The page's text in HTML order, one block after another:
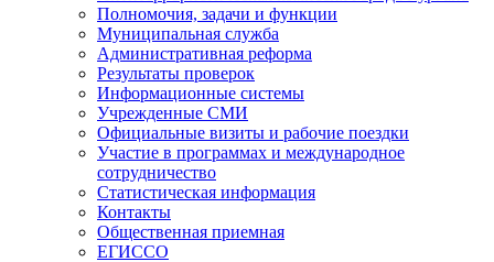
Полномочия, задачи и функции
Муниципальная служба
Административная реформа
Результаты проверок
Информационные системы
Учрежденные СМИ
Официальные визиты и рабочие поездки
Участие в программах и международное
сотрудничество
Статистическая информация
Контакты
Общественная приемная
ЕГИССО